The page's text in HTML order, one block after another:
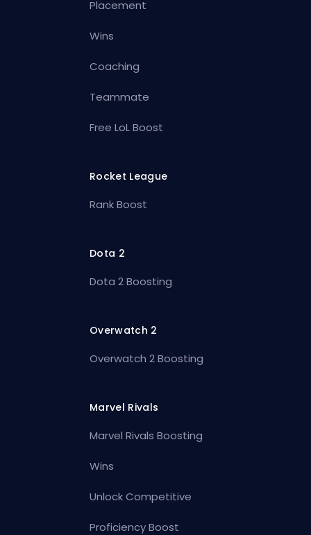
Placement
Wins
Coaching
Teammate
Free LoL Boost
Rocket League
Rank Boost
Dota 2
Dota 2 Boosting
Overwatch 2
Overwatch 2 Boosting
Marvel Rivals
Marvel Rivals Boosting
Wins
Unlock Competitive
Proficiency Boost